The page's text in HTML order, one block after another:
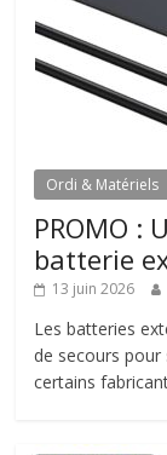
Ordi & Matériels
PROMO :
batterie
13 juin 2026
Les batteries
de secours pour
certains